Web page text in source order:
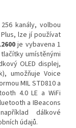
kanály, volbou
lze jí používat
je vybavena 1
umístěnými
OLED displej,
umožňuje Voice
MIL STD810 a
4.0 LE a WiFi
a IBeacons
dálkové
údajů.